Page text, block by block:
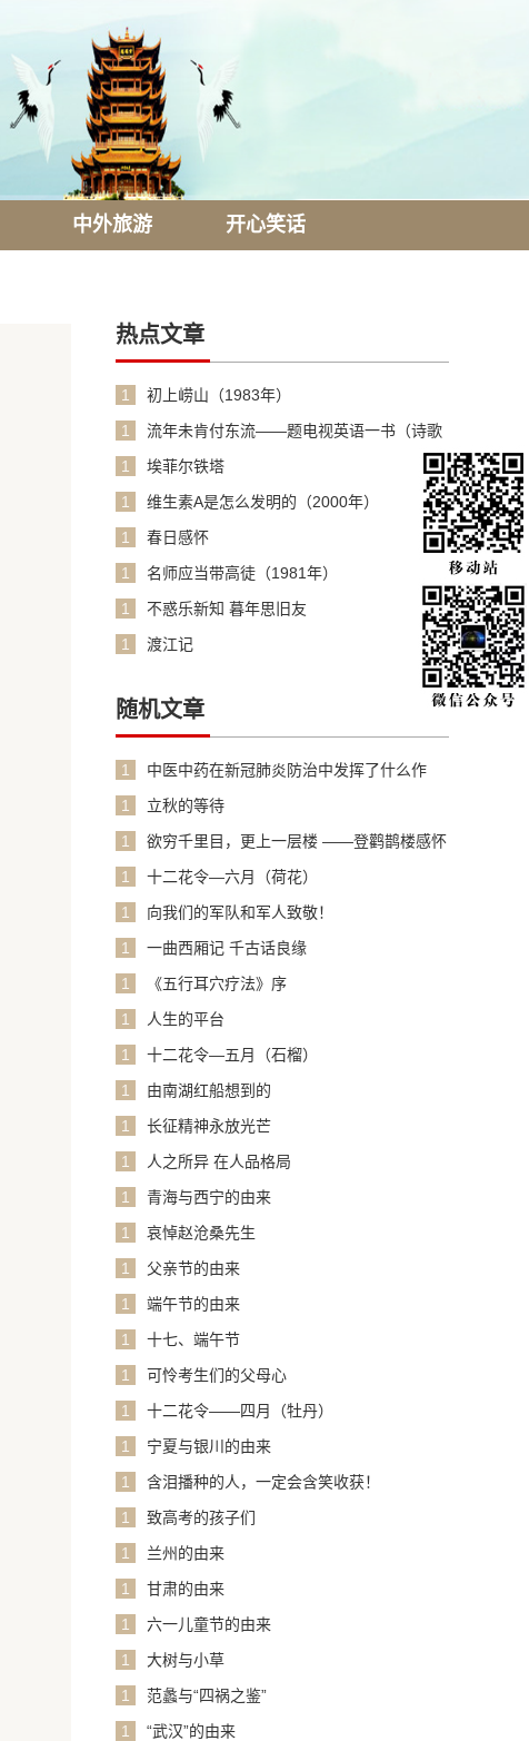
中外旅游 开心笑话
热点文章
1
初上崂山（1983年）
1
流年未肯付东流——题电视英语一书（诗歌
1
埃菲尔铁塔
1
维生素A是怎么发明的（2000年）
1
春日感怀
1
名师应当带高徒（1981年）
1
不惑乐新知 暮年思旧友
1
渡江记
随机文章
1
中医中药在新冠肺炎防治中发挥了什么作
1
立秋的等待
1
欲穷千里目，更上一层楼 ——登鹳鹊楼感怀
1
十二花令—六月（荷花）
1
向我们的军队和军人致敬！
1
一曲西厢记 千古话良缘
1
《五行耳穴疗法》序
1
人生的平台
1
十二花令—五月（石榴）
1
由南湖红船想到的
1
长征精神永放光芒
1
人之所异 在人品格局
1
青海与西宁的由来
1
哀悼赵沧桑先生
1
父亲节的由来
1
端午节的由来
1
十七、端午节
1
可怜考生们的父母心
1
十二花令——四月（牡丹）
1
宁夏与银川的由来
1
含泪播种的人，一定会含笑收获！
1
致高考的孩子们
1
兰州的由来
1
甘肃的由来
1
六一儿童节的由来
1
大树与小草
1
范蠡与“四祸之鉴”
1
“武汉”的由来